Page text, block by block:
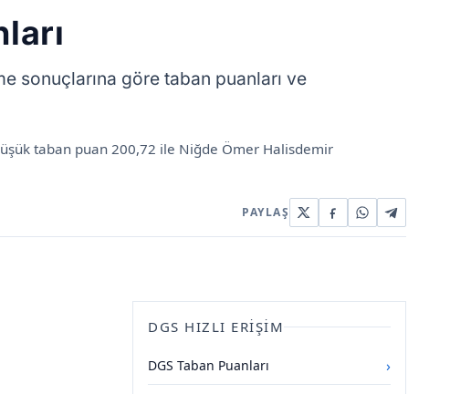
sonuçlarına göre taban puanları ve
taban puan 200,72 ile Niğde Ömer Halisdemir
PAYLAŞ
DGS HIZLI ERIŞIM
DGS Taban Puanları ›